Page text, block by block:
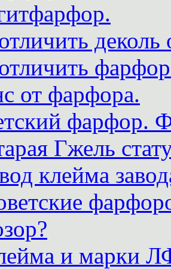
от фарфора.
фарфор.
Гжель
клейма
и марки